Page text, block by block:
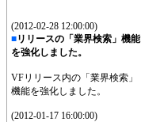
(2012-02-28 12:00:00)
■リリースの「業界検索」機能
を強化しました。
VFリリース内の「業界検索」
機能を強化しました。
(2012-01-17 16:00:00)